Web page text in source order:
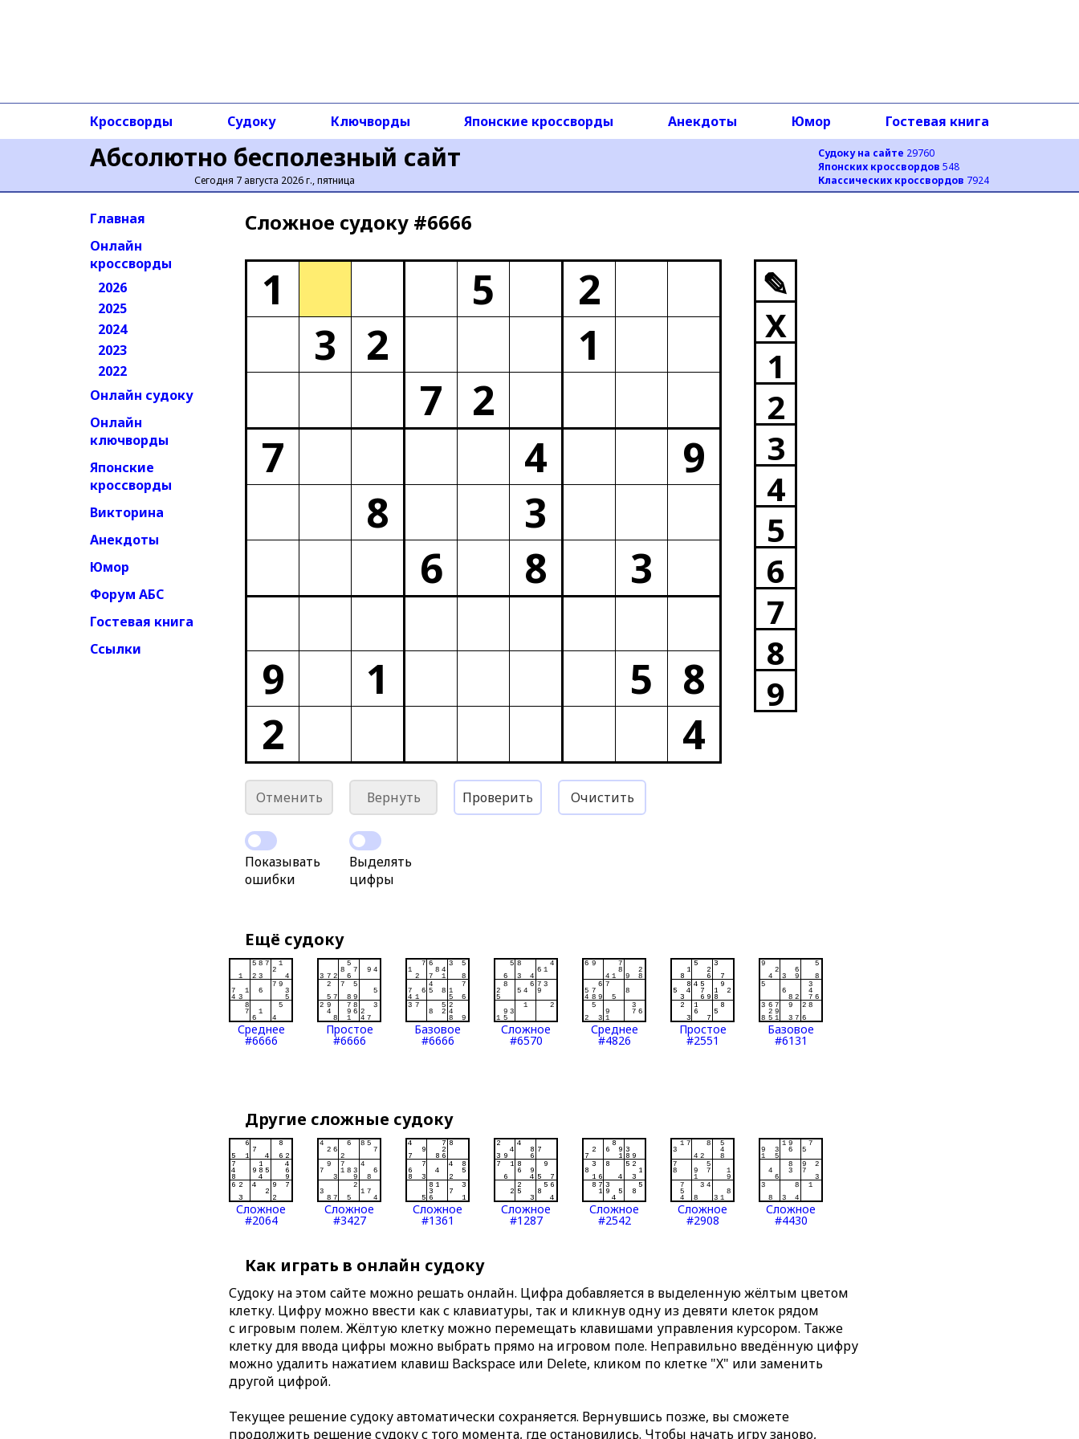
Абсолютно бесполезный сайт
Сегодня 7 августа 2026 г., пятница
Судоку на сайте 29760
Японских кроссвордов 548
Классических кроссвордов 7924
Кроссворды Судоку Ключворды Японские кроссворды Анекдоты Юмор Гостевая книга
Главная
Онлайн
кроссворды
2026
2025
2024
2023
2022
Онлайн судоку
Онлайн
ключворды
Японские
кроссворды
Викторина
Анекдоты
Юмор
Форум АБС
Гостевая книга
Ссылки
Сложное cудоку #6666
1 5
2
3
2
1
7 2
7
4
9
8
3
6
8 3
9 1 5
8
2
4
✎
X
1
2
3
4
5
6
7
8
9
Отменить Вернуть Проверить Очистить
Показывать
ошибки
Выделять
цифры
Ещё судоку
Среднее
#6666
Простое
#6666
Базовое
#6666
Сложное
#6570
Среднее
#4826
Простое
#2551
Базовое
#6131
Другие сложные судоку
Сложное
#2064
Сложное
#3427
Сложное
#1361
Сложное
#1287
Сложное
#2542
Сложное
#2908
Сложное
#4430
Как играть в онлайн судоку
Судоку на этом сайте можно решать онлайн. Цифра добавляется в выделенную жёлтым цветом
клетку. Цифру можно ввести как с клавиатуры, так и кликнув одну из девяти клеток рядом
с игровым полем. Жёлтую клетку можно перемещать клавишами управления курсором. Также
клетку для ввода цифры можно выбрать прямо на игровом поле. Неправильно введённую цифру
можно удалить нажатием клавиш Backspace или Delete, кликом по клетке "X" или заменить
другой цифрой.
Текущее решение судоку автоматически сохраняется. Вернувшись позже, вы сможете
продолжить решение судоку с того момента, где остановились. Чтобы начать игру заново,